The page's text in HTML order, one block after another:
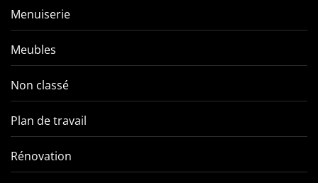
Menuiserie
Meubles
Non classé
Plan de travail
Rénovation